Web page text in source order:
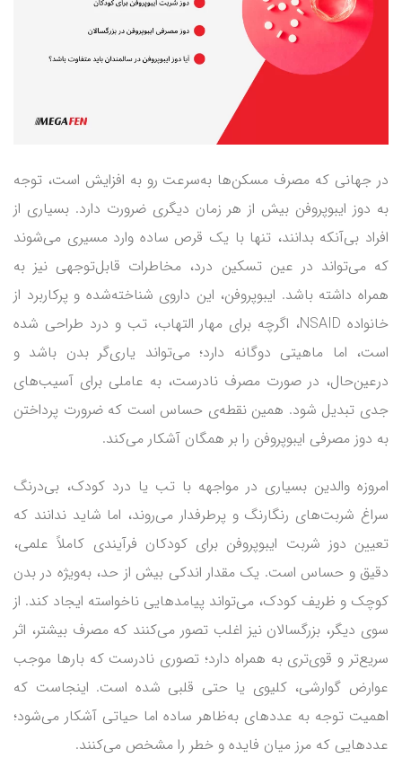
در جهانی که مصرف مسکن‌ها به‌سرعت رو به افزایش است، توجه
به دوز ایبوپروفن بیش از هر زمان دیگری ضرورت دارد. بسیاری از
افراد بی‌آنکه بدانند، تنها با یک قرص ساده وارد مسیری می‌شوند
که می‌تواند در عین تسکین درد، مخاطرات قابل‌توجهی نیز به
همراه داشته باشد. ایبوپروفن، این داروی شناخته‌شده و پرکاربرد از
خانواده NSAID، اگرچه برای مهار التهاب، تب و درد طراحی شده
است، اما ماهیتی دوگانه دارد؛ می‌تواند یاری‌گر بدن باشد و
درعین‌حال، در صورت مصرف نادرست، به عاملی برای آسیب‌های
جدی تبدیل شود. همین نقطه‌ی حساس است که ضرورت پرداختن
به دوز مصرفی ایبوپروفن را بر همگان آشکار می‌کند.
امروزه والدین بسیاری در مواجهه با تب یا درد کودک، بی‌درنگ
سراغ شربت‌های رنگارنگ و پرطرفدار می‌روند، اما شاید ندانند که
تعیین دوز شربت ایبوپروفن برای کودکان فرآیندی کاملاً علمی،
دقیق و حساس است. یک مقدار اندکی بیش از حد، به‌ویژه در بدن
کوچک و ظریف کودک، می‌تواند پیامدهایی ناخواسته ایجاد کند. از
سوی دیگر، بزرگسالان نیز اغلب تصور می‌کنند که مصرف بیشتر، اثر
سریع‌تر و قوی‌تری به همراه دارد؛ تصوری نادرست که بارها موجب
عوارض گوارشی، کلیوی یا حتی قلبی شده است. اینجاست که
اهمیت توجه به عددهای به‌ظاهر ساده اما حیاتی آشکار می‌شود؛
عددهایی که مرز میان فایده و خطر را مشخص می‌کنند.